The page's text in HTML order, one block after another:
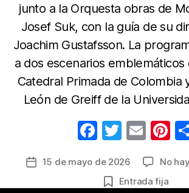
junto a la Orquesta obras de
Josef Suk, con la guía de su
Joachim Gustafsson. La
a dos escenarios emblemáticos
Catedral Primada de Colombia
León de Greiff de la
F
c
e
T
itt
er
E
ail
Pi
er
e
Fecha
la
15 de mayo de 2026 No
Entrada fija